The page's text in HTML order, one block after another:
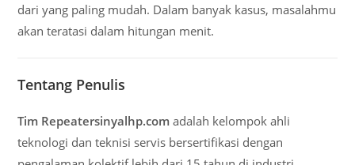
dari yang paling mudah. Dalam banyak kasus, masalahmu
akan teratasi dalam hitungan menit.
Tentang Penulis
Tim Repeatersinyalhp.com adalah kelompok ahli
teknologi dan teknisi servis bersertifikasi dengan